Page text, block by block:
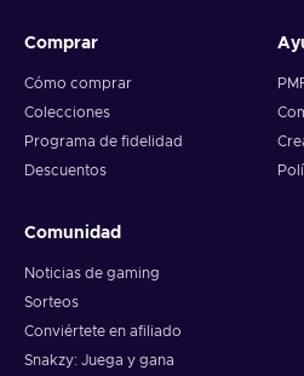
Comprar
Cómo comprar
Colecciones
Programa de fidelidad
Descuentos
Comunidad
Noticias de gaming
Sorteos
Conviértete en afiliado
Snakzy: Juega y gana